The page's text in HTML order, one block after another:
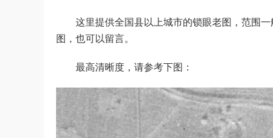
这里提供全国县以上城市的锁眼老图，范围一
图，也可以留言。
最高清晰度，请参考下图：